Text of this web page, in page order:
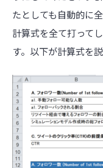
たとしても自動的に
計算式を全て打って
す。以下が計算式を